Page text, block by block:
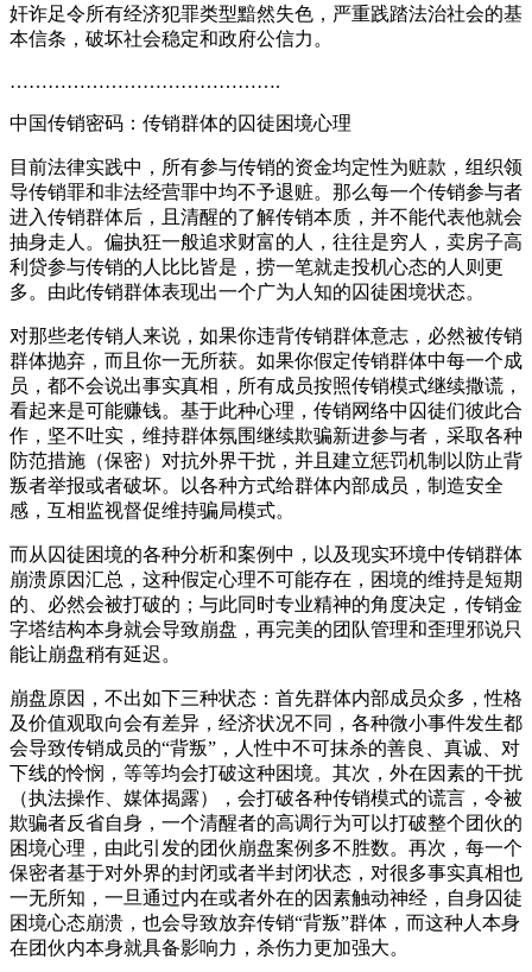
奸诈足令所有经济犯罪类型黯然失色，严重践踏法治社会的基
本信条，破坏社会稳定和政府公信力。
…………………………………….
中国传销密码：传销群体的囚徒困境心理
目前法律实践中，所有参与传销的资金均定性为赃款，组织领
导传销罪和非法经营罪中均不予退赃。那么每一个传销参与者
进入传销群体后，且清醒的了解传销本质，并不能代表他就会
抽身走人。偏执狂一般追求财富的人，往往是穷人，卖房子高
利贷参与传销的人比比皆是，捞一笔就走投机心态的人则更
多。由此传销群体表现出一个广为人知的囚徒困境状态。
对那些老传销人来说，如果你违背传销群体意志，必然被传销
群体抛弃，而且你一无所获。如果你假定传销群体中每一个成
员，都不会说出事实真相，所有成员按照传销模式继续撒谎，
看起来是可能赚钱。基于此种心理，传销网络中囚徒们彼此合
作，坚不吐实，维持群体氛围继续欺骗新进参与者，采取各种
防范措施（保密）对抗外界干扰，并且建立惩罚机制以防止背
叛者举报或者破坏。以各种方式给群体内部成员，制造安全
感，互相监视督促维持骗局模式。
而从囚徒困境的各种分析和案例中，以及现实环境中传销群体
崩溃原因汇总，这种假定心理不可能存在，困境的维持是短期
的、必然会被打破的；与此同时专业精神的角度决定，传销金
字塔结构本身就会导致崩盘，再完美的团队管理和歪理邪说只
能让崩盘稍有延迟。
崩盘原因，不出如下三种状态：首先群体内部成员众多，性格
及价值观取向会有差异，经济状况不同，各种微小事件发生都
会导致传销成员的“背叛”，人性中不可抹杀的善良、真诚、对
下线的怜悯，等等均会打破这种困境。其次，外在因素的干扰
（执法操作、媒体揭露），会打破各种传销模式的谎言，令被
欺骗者反省自身，一个清醒者的高调行为可以打破整个团伙的
困境心理，由此引发的团伙崩盘案例多不胜数。再次，每一个
保密者基于对外界的封闭或者半封闭状态，对很多事实真相也
一无所知，一旦通过内在或者外在的因素触动神经，自身囚徒
困境心态崩溃，也会导致放弃传销“背叛”群体，而这种人本身
在团伙内本身就具备影响力，杀伤力更加强大。